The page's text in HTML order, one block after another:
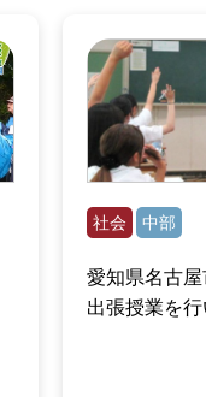
社会 中部
愛知県名古
出張授業を